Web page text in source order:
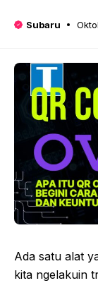
Subaru
Ada satu alat
kita ngelakuin